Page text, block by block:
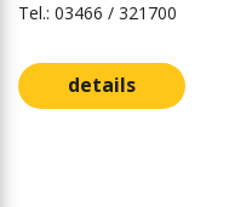
Tel.: 03466 / 321700
details